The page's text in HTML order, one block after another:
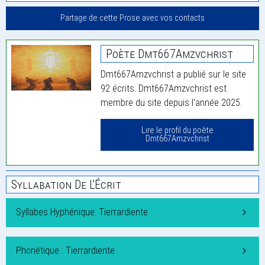
Partage de cette Prose avec vos contacts
Poète Dmt667Amzvchrist
Dmt667Amzvchrist a publié sur le site
92 écrits. Dmt667Amzvchrist est
membre du site depuis l'année 2025.
Lire le profil du poète
Dmt667Amzvchrist
Syllabation De L'Écrit
Syllabes Hyphénique: Tierrardiente
Phonétique : Tierrardiente